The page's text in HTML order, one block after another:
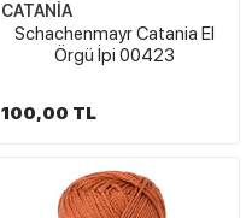
CATANİA
Schachenmayr Catania El
Örgü İpi 00423
100,00 TL